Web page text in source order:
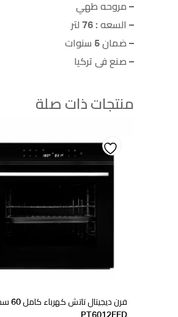
– مروحه طهي
– السعه : 76 لتر
– ضمان 5 سنوات
– صنع فى تركيا
منتجات ذات صلة
فرن ديجيتال
PT6012EED
Add
wishlist